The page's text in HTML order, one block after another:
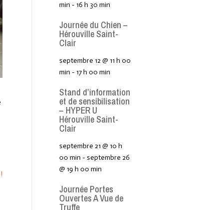
min - 16 h 30 min
Journée du Chien –
Hérouville Saint-
Clair
septembre 12 @ 11 h 00
min - 17 h 00 min
Stand d’information
et de sensibilisation
– HYPER U
Hérouville Saint-
Clair
septembre 21 @ 10 h
00 min -septembre 26
@ 19 h 00 min
Journée Portes
Ouvertes A Vue de
Truffe